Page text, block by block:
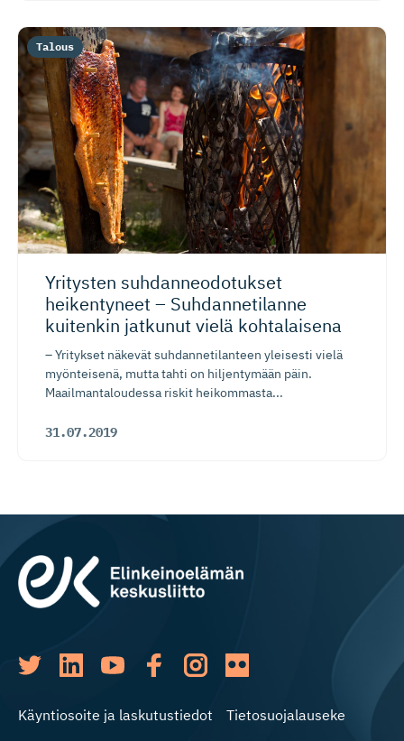
Yritysten suhdanneo­do­tukset
heikentyneet – Suhdannetilanne
kuitenkin jatkunut vielä kohtalaisena
– Yritykset näkevät suhdannetilanteen yleisesti vielä
myönteisenä, mutta tahti on hiljentymään päin.
Maailmantaloudessa riskit heikommasta...
31.07.2019
Talous
Käyntiosoite ja laskutustiedot
Tietosuojalauseke